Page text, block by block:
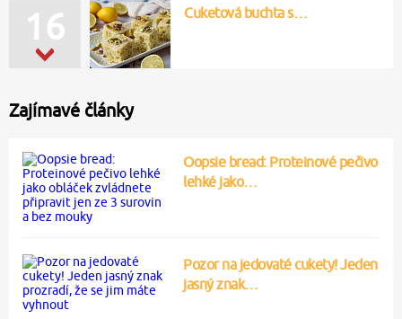
16 Cuketová buchta s…
Zajímavé články
Oopsie bread: Proteinové pečivo
lehké jako…
Pozor na jedovaté cukety! Jeden
jasný znak…